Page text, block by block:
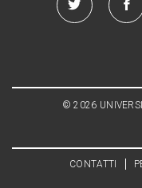
© 2026
CONTATTI